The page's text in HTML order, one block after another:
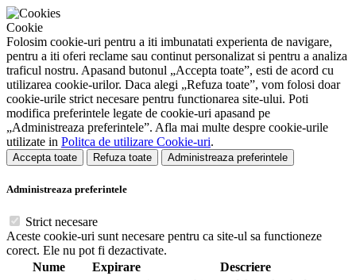
Cookie
Folosim cookie-uri pentru a iti imbunatati experienta de navigare,
pentru a iti oferi reclame sau continut personalizat si pentru a analiza
traficul nostru. Apasand butonul „Accepta toate”, esti de acord cu
utilizarea cookie-urilor. Daca alegi „Refuza toate”, vom folosi doar
cookie-urile strict necesare pentru functionarea site-ului. Poti
modifica preferintele legate de cookie-uri apasand pe
„Administreaza preferintele”. Afla mai multe despre cookie-urile
utilizate in Politca de utilizare Cookie-uri.
Accepta toate Refuza toate Administreaza preferintele
Administreaza preferintele
Strict necesare
Aceste cookie-uri sunt necesare pentru ca site-ul sa functioneze
corect. Ele nu pot fi dezactivate.
Nume
Expirare
Descriere